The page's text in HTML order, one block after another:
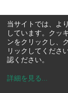
当サイトでは、よ
しています。クッ
ンをクリックし、
リックしてくださ
認ください。
詳細を見る ...